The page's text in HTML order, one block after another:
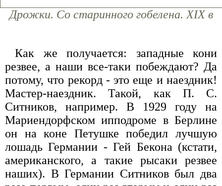
Дрожки. Со старинного гобелена. XIX в
Как же получается: западные кони
резвее, а наши все-таки побеждают? Да
потому, что рекорд - это еще и наездник!
Мастер-наездник. Такой, как П. С.
Ситников, например. В 1929 году на
Мариендорфском ипподроме в Берлине
он на коне Петушке победил лучшую
лошадь Германии - Гей Бекона (кстати,
американского, а такие рысаки резвее
наших). В Германии Ситников был два